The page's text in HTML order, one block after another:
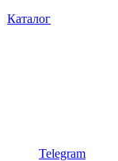
Каталог
Telegram